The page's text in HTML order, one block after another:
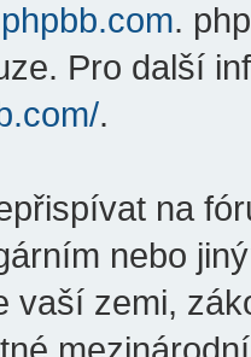
.
Pro další
.
na
nebo
vaší zemi,